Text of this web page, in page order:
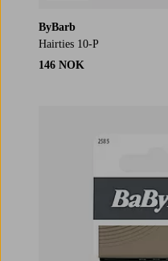
ByBarb
Hairties 10-P
146 NOK